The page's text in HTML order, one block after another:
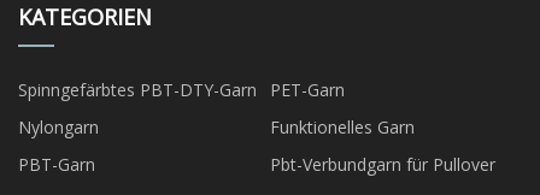
KATEGORIEN
Spinngefärbtes PBT-DTY-Garn
PET-Garn
Nylongarn
Funktionelles Garn
PBT-Garn
Pbt-Verbundgarn für Pullover